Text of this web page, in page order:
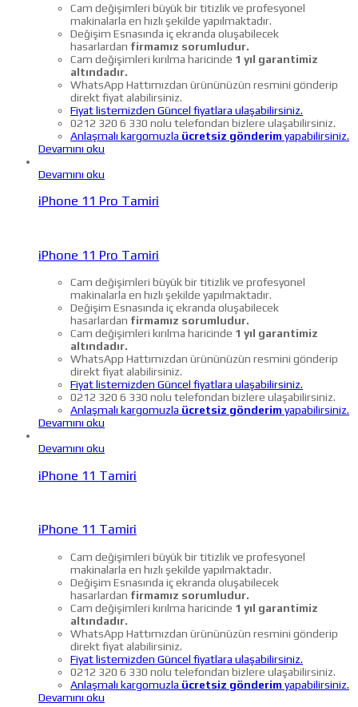
Cam değişimleri büyük bir titizlik ve profesyonel
makinalarla en hızlı şekilde yapılmaktadır.
Değişim Esnasında iç ekranda oluşabilecek
hasarlardan firmamız sorumludur.
Cam değişimleri kırılma haricinde 1 yıl garantimiz
altındadır.
WhatsApp Hattımızdan ürününüzün resmini gönderip
direkt fiyat alabilirsiniz.
Fiyat listemizden Güncel fiyatlara ulaşabilirsiniz.
0212 320 6 330 nolu telefondan bizlere ulaşabilirsiniz.
Anlaşmalı kargomuzla ücretsiz gönderim yapabilirsiniz.
Devamını oku
Devamını oku
iPhone 11 Pro Tamiri
iPhone 11 Pro Tamiri
Cam değişimleri büyük bir titizlik ve profesyonel
makinalarla en hızlı şekilde yapılmaktadır.
Değişim Esnasında iç ekranda oluşabilecek
hasarlardan firmamız sorumludur.
Cam değişimleri kırılma haricinde 1 yıl garantimiz
altındadır.
WhatsApp Hattımızdan ürününüzün resmini gönderip
direkt fiyat alabilirsiniz.
Fiyat listemizden Güncel fiyatlara ulaşabilirsiniz.
0212 320 6 330 nolu telefondan bizlere ulaşabilirsiniz.
Anlaşmalı kargomuzla ücretsiz gönderim yapabilirsiniz.
Devamını oku
Devamını oku
iPhone 11 Tamiri
iPhone 11 Tamiri
Cam değişimleri büyük bir titizlik ve profesyonel
makinalarla en hızlı şekilde yapılmaktadır.
Değişim Esnasında iç ekranda oluşabilecek
hasarlardan firmamız sorumludur.
Cam değişimleri kırılma haricinde 1 yıl garantimiz
altındadır.
WhatsApp Hattımızdan ürününüzün resmini gönderip
direkt fiyat alabilirsiniz.
Fiyat listemizden Güncel fiyatlara ulaşabilirsiniz.
0212 320 6 330 nolu telefondan bizlere ulaşabilirsiniz.
Anlaşmalı kargomuzla ücretsiz gönderim yapabilirsiniz.
Devamını oku